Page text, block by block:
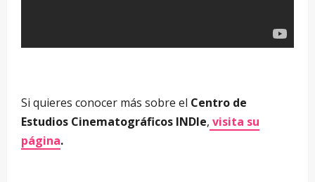
Si quieres conocer más sobre el Centro de
Estudios Cinematográficos INDIe, visita su
página.